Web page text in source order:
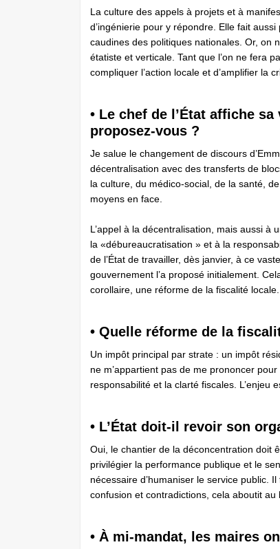
La culture des appels à projets et à
d’ingénierie pour y répondre. Elle fait
caudines des politiques nationales. Or, on
étatiste et verticale. Tant que l’on ne fera
compliquer l’action locale et d’amplifier la
• Le chef de l’État affiche
proposez-vous ?
Je salue le changement de discours
décentralisation avec des transferts de
la culture, du médico-social, de la santé,
moyens en face.
L’appel à la décentralisation, mais aussi à
la «débureaucratisation » et à la
de l’État de travailler, dès janvier, à ce
gouvernement l’a proposé initialement.
corollaire, une réforme de la fiscalité locale.
• Quelle réforme de la
Un impôt principal par strate : un impôt
ne m’appartient pas de me prononcer
responsabilité et la clarté fiscales. L’enjeu
• L’État doit-il revoir son
Oui, le chantier de la déconcentration doit
privilégier la performance publique et le
nécessaire d’humaniser le service public.
confusion et contradictions, cela aboutit au
• À mi-mandat, les maires